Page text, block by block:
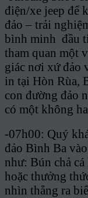
điện/xe jeep để
đảo – trải
bình minh đầu
tham quan một
giác nơi xứ đảo
in tại Hòn Rùa,
con đường đảo
có một không
-07h00: Quý
đảo Bình Ba
như: Bún chả
hoặc thưởng
nhìn thẳng ra